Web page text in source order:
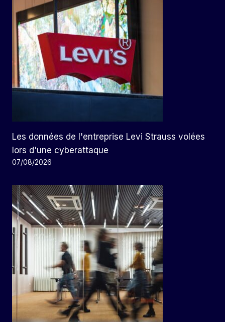
Les données de l'entreprise Levi Strauss volées
lors d'une cyberattaque
07/08/2026